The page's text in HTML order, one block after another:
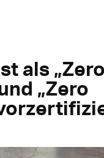
als „Zero
„Zero